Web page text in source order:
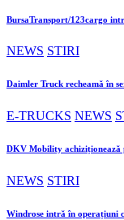
BursaTransport/123cargo
NEWS STIRI
Daimler Truck recheamă în
E-TRUCKS NEWS
DKV Mobility achiziționează
NEWS STIRI
Windrose intră în operațiuni